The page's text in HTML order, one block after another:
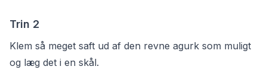
Trin 2
Klem så meget saft ud af den revne agurk som muligt
og læg det i en skål.